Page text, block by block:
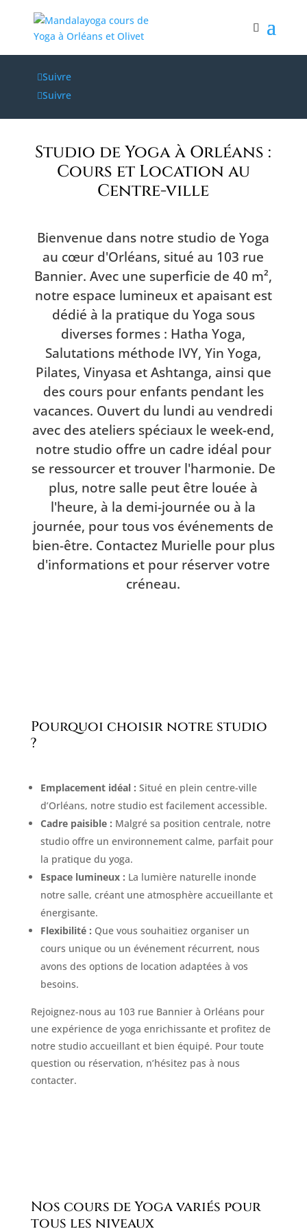
Suivre
Suivre
Studio de Yoga à Orléans :
Cours et Location au
Centre-ville
Bienvenue dans notre studio de Yoga
au cœur d'Orléans, situé au 103 rue
Bannier. Avec une superficie de 40 m²,
notre espace lumineux et apaisant est
dédié à la pratique du Yoga sous
diverses formes : Hatha Yoga,
Salutations méthode IVY, Yin Yoga,
Pilates, Vinyasa et Ashtanga, ainsi que
des cours pour enfants pendant les
vacances. Ouvert du lundi au vendredi
avec des ateliers spéciaux le week-end,
notre studio offre un cadre idéal pour
se ressourcer et trouver l'harmonie. De
plus, notre salle peut être louée à
l'heure, à la demi-journée ou à la
journée, pour tous vos événements de
bien-être. Contactez Murielle pour plus
d'informations et pour réserver votre
créneau.
Pourquoi choisir notre studio
?
Emplacement idéal : Situé en plein centre-ville
d’Orléans, notre studio est facilement accessible.
Cadre paisible : Malgré sa position centrale, notre
studio offre un environnement calme, parfait pour
la pratique du yoga.
Espace lumineux : La lumière naturelle inonde
notre salle, créant une atmosphère accueillante et
énergisante.
Flexibilité : Que vous souhaitiez organiser un
cours unique ou un événement récurrent, nous
avons des options de location adaptées à vos
besoins.
Rejoignez-nous au 103 rue Bannier à Orléans pour
une expérience de yoga enrichissante et profitez de
notre studio accueillant et bien équipé. Pour toute
question ou réservation, n’hésitez pas à nous
contacter.
Nos cours de Yoga variés pour
tous les niveaux